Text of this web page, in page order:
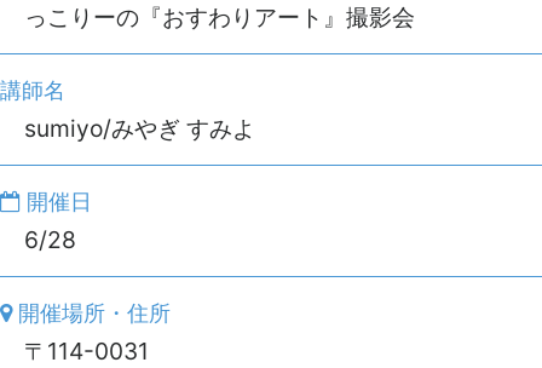
っこりーの『おすわりアート』撮影会
講師名
sumiyo/みやぎ すみよ
開催日
6/28
開催場所・住所
〒114-0031